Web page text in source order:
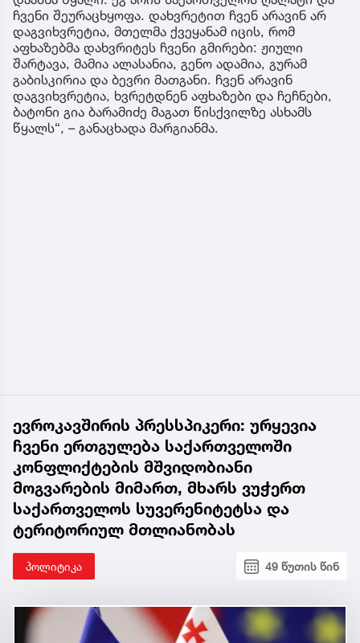
ჩვენი შეურაცხყოფა. დახვრეტით ჩვენ არავინ არ
დაგვიხვრეტია, მთელმა ქვეყანამ იცის, რომ
აფხაზებმა დახვრიტეს ჩვენი გმირები: ჟიული
შარტავა, მამია ალასანია, გენო ადამია, გურამ
გაბისკირია და ბევრი მათგანი. ჩვენ არავინ
დაგვიხვრეტია, ხვრეტდნენ აფხაზები და ჩეჩნები,
ბატონი გია ბარამიძე მაგათ წისქვილზე ასხამს
წყალს“, – განაცხადა მარგიანმა.
ევროკავშირის პრესსპიკერი: ურყევია
ჩვენი ერთგულება საქართველოში
კონფლიქტების მშვიდობიანი
მოგვარების მიმართ, მხარს ვუჭერთ
საქართველოს სუვერენიტეტსა და
ტერიტორიულ მთლიანობას
პოლიტიკა 49 წუთის წინ